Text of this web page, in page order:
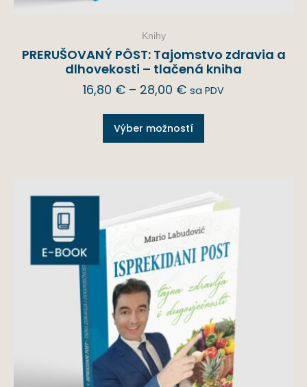
Knihy
PRERUŠOVANÝ PÔST: Tajomstvo zdravia a
dlhovekosti – tlačená kniha
16,80 € – 28,00 € sa PDV
Výber možností